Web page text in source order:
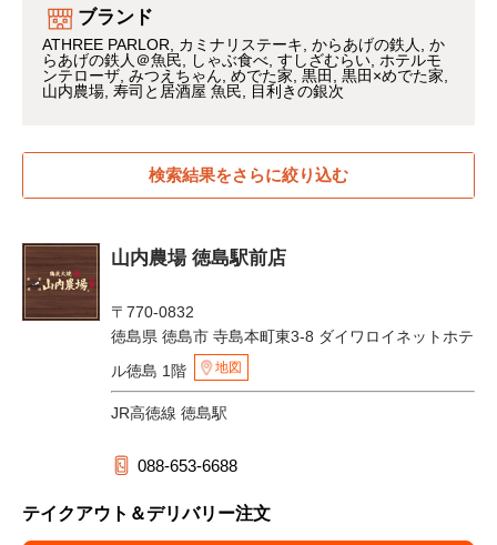
ブランド
ATHREE PARLOR カミナリステーキ からあげの鉄人
か
らあげの鉄人＠魚民
しゃぶ食べ すしざむらい ホテルモ
ンテローザ みつえちゃん めでた家 黒田
黒田×めでた家
山内農場 寿司と居酒屋 魚民 目利きの銀次
検索結果をさらに絞り込む
山内農場 徳島駅前店
〒770-0832
徳島県 徳島市 寺島本町東3-8 ダイワロイネットホテ
ル徳島 1階
地図
JR高徳線 徳島駅
088-653-6688
テイクアウト＆デリバリー注文